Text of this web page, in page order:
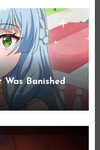
Was Banished